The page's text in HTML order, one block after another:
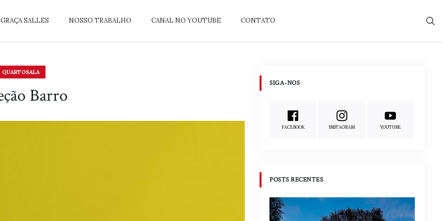
GRAÇA SALLES NOSSO TRABALHO CANAL NO YOUTUBE CONTATO
QUARTOSALA
Barro
SIGA-NOS
FACEBOOK INSTAGRAM YOUTUBE
POSTS RECENTES